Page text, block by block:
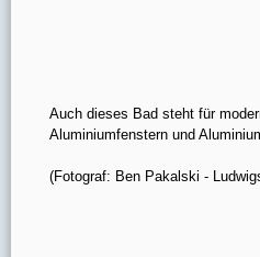
Auch dieses Bad steht für
Aluminiumfenstern und
(Fotograf: Ben Pakalski -